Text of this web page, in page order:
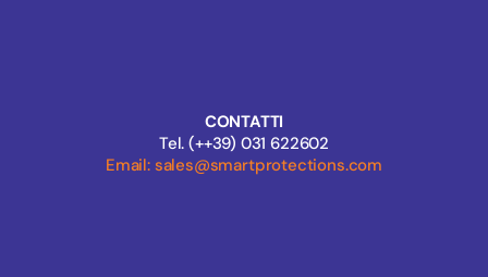
CONTATTI
Tel. (++39) 031 622602
Email: sales@smartprotections.com